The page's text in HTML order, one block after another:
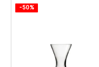
-50%